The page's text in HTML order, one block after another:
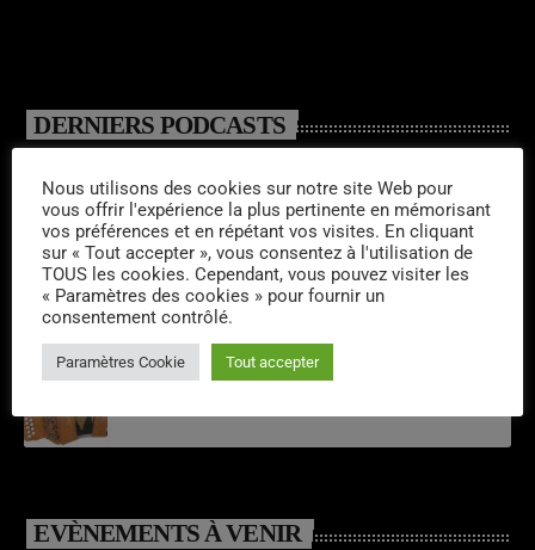
DERNIERS PODCASTS
Emissions semaine 32/2026
Laroq’En Fête
EVÈNEMENTS À VENIR
Nous utilisons des cookies sur notre site Web pour
vous offrir l'expérience la plus pertinente en mémorisant
vos préférences et en répétant vos visites. En cliquant
sur « Tout accepter », vous consentez à l'utilisation de
TOUS les cookies. Cependant, vous pouvez visiter les
« Paramètres des cookies » pour fournir un
consentement contrôlé.
Paramètres Cookie Tout accepter